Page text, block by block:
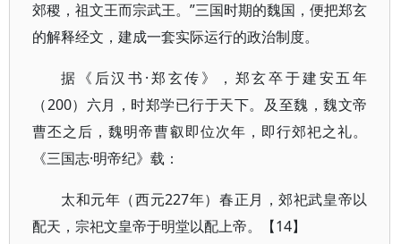
郊稷，祖文王而宗武王。”三国时期的魏国，便把郑玄
的解释经文，建成一套实际运行的政治制度。
据《后汉书·郑玄传》，郑玄卒于建安五年
（200）六月，时郑学已行于天下。及至魏，魏文帝
曹丕之后，魏明帝曹叡即位次年，即行郊祀之礼。
《三国志·明帝纪》载：
太和元年（西元227年）春正月，郊祀武皇帝以
配天，宗祀文皇帝于明堂以配上帝。【14】